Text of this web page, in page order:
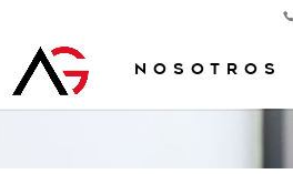
NOSOTROS